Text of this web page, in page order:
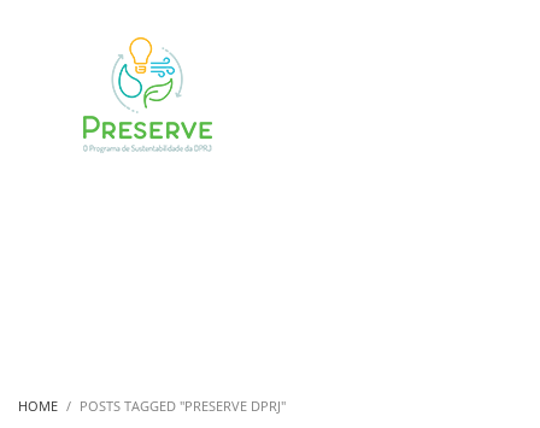
HOME POSTS TAGGED "PRESERVE DPRJ"